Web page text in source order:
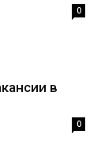
0
в
0